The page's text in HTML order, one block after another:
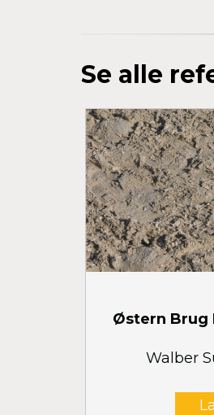
Se alle
Østern Brug
Walber